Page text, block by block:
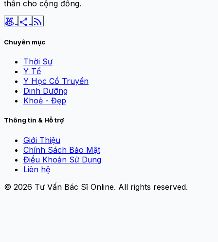
thần cho cộng đồng.
social_leaderboard share rss_feed
Chuyên mục
Thời Sự
Y Tế
Y Học Cổ Truyền
Dinh Dưỡng
Khoẻ - Đẹp
Thông tin & Hỗ trợ
Giới Thiệu
Chính Sách Bảo Mật
Điều Khoản Sử Dụng
Liên hệ
© 2026 Tư Vấn Bác Sĩ Online. All rights reserved.